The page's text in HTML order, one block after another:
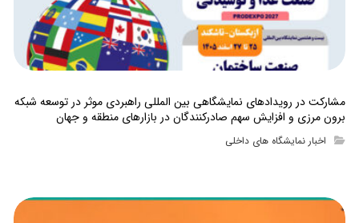
مشارکت در رویدادهای نمایشگاهی بین المللی راهبردی موثر در توسعه شبکه
برون مرزی و افزایش سهم صادرکنندگان در بازارهای منطقه و جهان
اخبار نمایشگاه های داخلی